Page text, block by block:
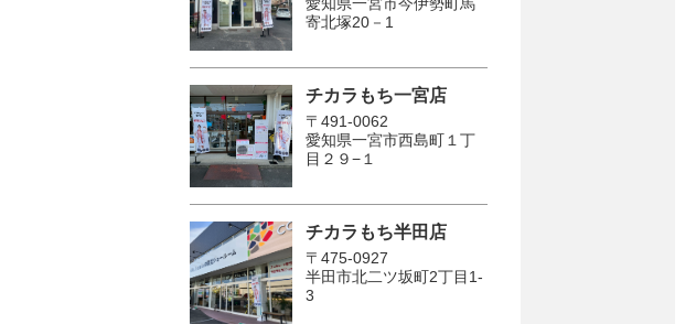
寄北塚20－1
チカラもち一宮店
〒491-0062
愛知県一宮市西島町１丁
目２９−１
チカラもち半田店
〒475-0927
半田市北二ツ坂町2丁目1-
3